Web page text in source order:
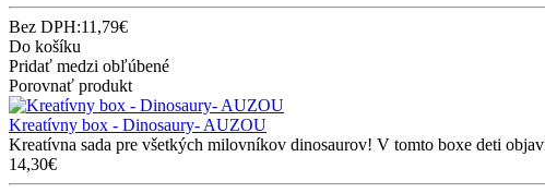
Bez DPH:11,79€
Do košíku
Pridať medzi obľúbené
Porovnať produkt
Kreatívny box - Dinosaury- AUZOU
Kreatívna sada pre všetkých milovníkov dinosaurov! V tomto boxe deti
14,30€